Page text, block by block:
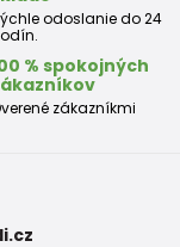
(cm)
52
odoslanie do 24
% spokojných
zákazníkmi